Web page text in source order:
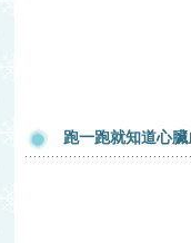
跑一跑就知道心